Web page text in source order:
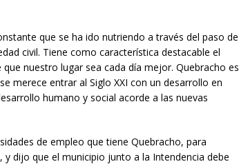
que se ha ido nutriendo a través del paso de
civil. Tiene como característica destacable el
nuestro lugar sea cada día mejor. Quebracho es
merece entrar al Siglo XXI con un desarrollo en
humano y social acorde a las nuevas
de empleo que tiene Quebracho, para
dijo que el municipio junto a la Intendencia debe